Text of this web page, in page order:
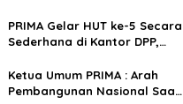
PRIMA Gelar HUT ke-5 Secara
Sederhana di Kantor DPP,
Dimulai dari Istana
Ketua Umum PRIMA : Arah
Pembangunan Nasional Saat